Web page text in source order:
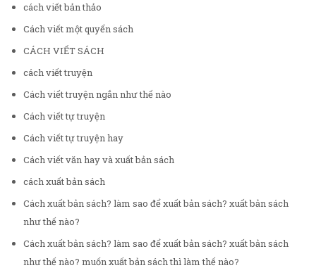
cách viết bản thảo
Cách viết một quyển sách
CÁCH VIẾT SÁCH
cách viết truyện
Cách viết truyện ngắn như thế nào
Cách viết tự truyện
Cách viết tự truyện hay
Cách viết văn hay và xuất bản sách
cách xuất bản sách
Cách xuất bản sách? làm sao để xuất bản sách? xuất bản sách
như thế nào?
Cách xuất bản sách? làm sao để xuất bản sách? xuất bản sách
như thế nào? muốn xuất bản sách thì làm thế nào?